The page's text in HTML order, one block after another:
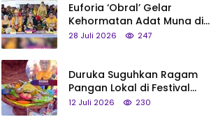
Euforia ‘Obral’ Gelar
Kehormatan Adat Muna di
Silaturahmi KKMM, Ridwan Bae:
28 Juli 2026 247
Duruka Suguhkan Ragam
Pangan Lokal di Festival
Liangkobhori, Dari Umbi Rebus
12 Juli 2026 230